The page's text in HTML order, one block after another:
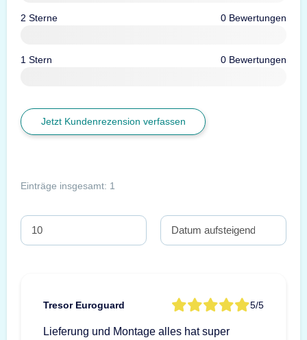
2 Sterne 0 Bewertungen
1 Stern 0 Bewertungen
Jetzt Kundenrezension verfassen
Einträge insgesamt: 1
Tresor Euroguard 5/5
Lieferung und Montage alles hat super